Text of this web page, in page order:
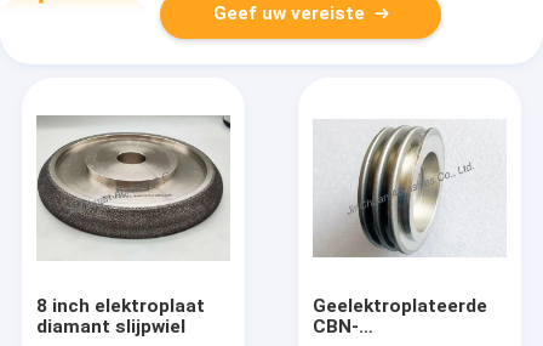
Geef uw vereiste
8 inch elektroplaat
diamant slijpwiel
Geelektroplateerde
CBN-